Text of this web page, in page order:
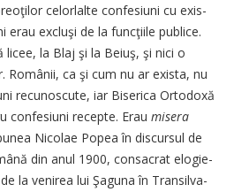
celorlalte confesiuni cu exis­
erau excluşi de la funcţiile pu­blice.
la Blaj şi la Beiuş, şi nici o
Ro­mâ­nii, ca şi cum nu ar exista, nu
recunoscute, iar Biserica Orto­do­xă
con­fesiuni recepte. Erau misera
Ni­colae Popea în discursul de
din anul 1900, consacrat elogi­e­
la venirea lui Şaguna în Tran­sil­va­